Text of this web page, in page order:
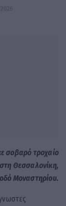
σοβαρό τροχαίο
στη Θεσσαλονίκη,
Μοναστηρίου.